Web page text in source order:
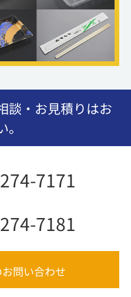
談・お見積りはお
7171
7181
問い合わせ